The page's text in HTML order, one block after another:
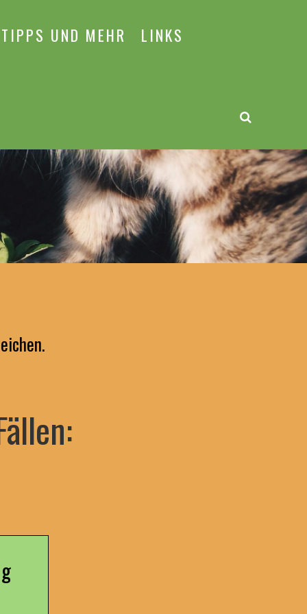
TIPPS UND MEHR LINKS